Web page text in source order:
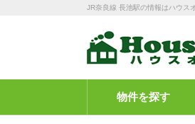
JR奈良線 長池駅の情報はハウス
物件を探す